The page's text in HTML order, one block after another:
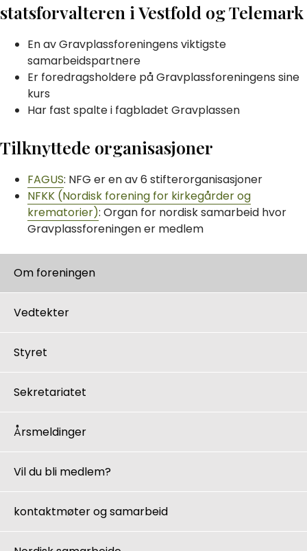
statsforvalteren i Vestfold og Telemark
En av Gravplassforeningens viktigste
samarbeidspartnere
Er foredragsholdere på Gravplassforeningens sine
kurs
Har fast spalte i fagbladet Gravplassen
Tilknyttede organisasjoner
FAGUS: NFG er en av 6 stifterorganisasjoner
NFKK (Nordisk forening for kirkegårder og
krematorier): Organ for nordisk samarbeid hvor
Gravplassforeningen er medlem
Om foreningen
Vedtekter
Styret
Sekretariatet
Årsmeldinger
Vil du bli medlem?
kontaktmøter og samarbeid